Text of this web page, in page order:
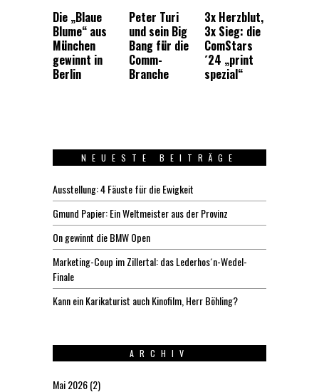
Die „Blaue
Blume“ aus
München
gewinnt in
Berlin
Peter Turi
und sein Big
Bang für die
Comm-
Branche
3x Herzblut,
3x Sieg: die
ComStars
´24 „print
spezial“
NEUESTE BEITRÄGE
Ausstellung: 4 Fäuste für die Ewigkeit
Gmund Papier: Ein Weltmeister aus der Provinz
On gewinnt die BMW Open
Marketing-Coup im Zillertal: das Lederhos´n-Wedel-
Finale
Kann ein Karikaturist auch Kinofilm, Herr Böhling?
ARCHIV
Mai 2026(2)